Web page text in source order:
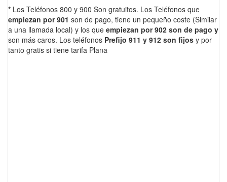
* Los Teléfonos 800 y 900 Son gratuitos. Los Teléfonos que
empiezan por 901 son de pago, tiene un pequeño coste (Similar
a una llamada local) y los que empiezan por 902 son de pago y
son más caros. Los teléfonos Prefijo 911 y 912 son fijos y por
tanto gratis si tiene tarifa Plana